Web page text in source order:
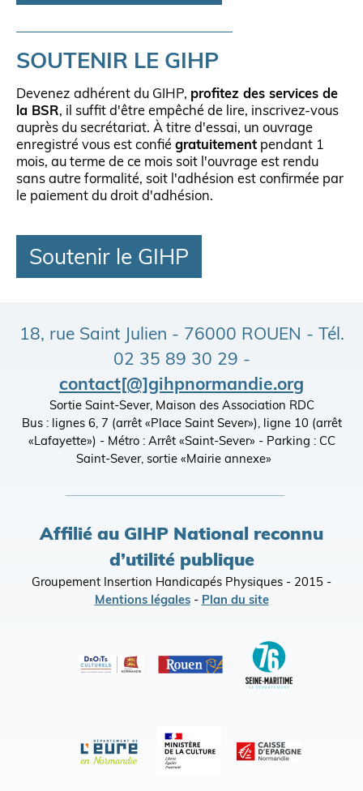
SOUTENIR LE GIHP
Devenez adhérent du GIHP, profitez des services de
la BSR, il suffit d'être empêché de lire, inscrivez-vous
auprès du secrétariat. À titre d'essai, un ouvrage
enregistré vous est confié gratuitement pendant 1
mois, au terme de ce mois soit l'ouvrage est rendu
sans autre formalité, soit l'adhésion est confirmée par
le paiement du droit d'adhésion.
Soutenir le GIHP
18, rue Saint Julien - 76000 ROUEN - Tél.
02 35 89 30 29 -
contact[@]gihpnormandie.org
Sortie Saint-Sever, Maison des Association RDC
Bus : lignes 6, 7 (arrêt «Place Saint Sever»), ligne 10 (arrêt
«Lafayette») - Métro : Arrêt «Saint-Sever» - Parking : CC
Saint-Sever, sortie «Mairie annexe»
Affilié au GIHP National reconnu
d’utilité publique
Groupement Insertion Handicapés Physiques - 2015 -
Mentions légales- Plan du site